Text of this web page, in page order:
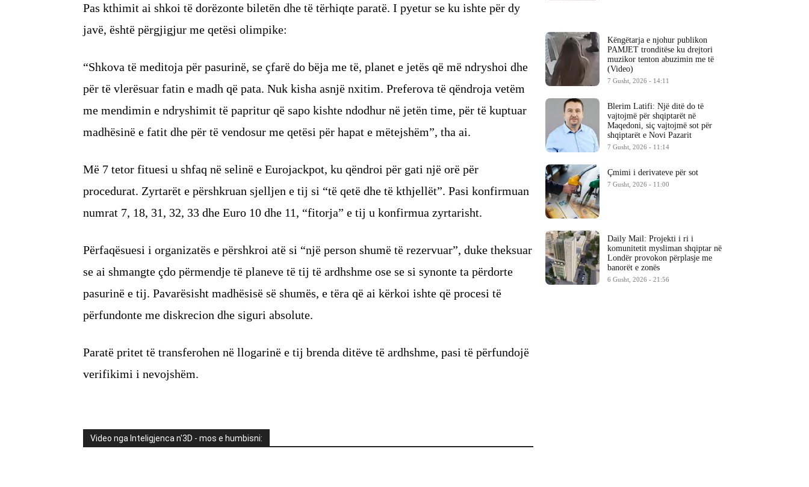
Pas kthimit ai shkoi të dorëzonte biletën dhe të tërhiqte paratë. I pyetur se ku ishte për dy
javë, është përgjigjur me qetësi olimpike:
“Shkova të meditoja për pasurinë, se çfarë do bëja me të, planet e jetës që më ndryshoi dhe
për të vlerësuar fatin e madh që pata. Nuk kisha asnjë nxitim. Preferova të qëndroja vetëm
me mendimin e ndryshimit të papritur që sapo kishte ndodhur në jetën time, për të kuptuar
madhësinë e fatit dhe për të vendosur me qetësi për hapat e mëtejshëm”, tha ai.
Më 7 tetor fituesi u shfaq në selinë e Eurojackpot, ku qëndroi për gati një orë për
procedurat. Zyrtarët e përshkruan sjelljen e tij si “të qetë dhe të kthjellët”. Pasi konfirmuan
numrat 7, 18, 31, 32, 33 dhe Euro 10 dhe 11, “fitorja” e tij u konfirmua zyrtarisht.
Përfaqësuesi i organizatës e përshkroi atë si “një person shumë të rezervuar”, duke theksuar
se ai shmangte çdo përmendje të planeve të tij të ardhshme ose se si synonte ta përdorte
pasurinë e tij. Pavarësisht madhësisë së shumës, e tëra që ai kërkoi ishte që procesi të
përfundonte me diskrecion dhe siguri absolute.
Paratë pritet të transferohen në llogarinë e tij brenda ditëve të ardhshme, pasi të përfundojë
verifikimi i nevojshëm.
Video nga Inteligjenca n'3D - mos e humbisni:
Këngëtarja e njohur publikon
PAMJET tronditëse ku drejtori
muzikor tenton abuzimin me të
(Video)
7 Gusht, 2026 - 14:11
Blerim Latifi: Një ditë do të
vajtojmë për shqiptarët në
Maqedoni, siç vajtojmë sot për
shqiptarët e Novi Pazarit
7 Gusht, 2026 - 11:14
Çmimi i derivateve për sot
7 Gusht, 2026 - 11:00
Daily Mail: Projekti i ri i
komunitetit mysliman shqiptar në
Londër provokon përplasje me
banorët e zonës
6 Gusht, 2026 - 21:56